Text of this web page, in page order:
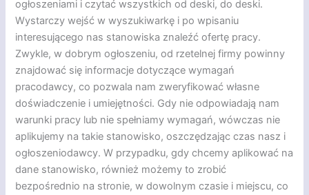
ogłoszeniami i czytać wszystkich od deski, do deski.
Wystarczy wejść w wyszukiwarkę i po wpisaniu
interesującego nas stanowiska znaleźć ofertę pracy.
Zwykle, w dobrym ogłoszeniu, od rzetelnej firmy powinny
znajdować się informacje dotyczące wymagań
pracodawcy, co pozwala nam zweryfikować własne
doświadczenie i umiejętności. Gdy nie odpowiadają nam
warunki pracy lub nie spełniamy wymagań, wówczas nie
aplikujemy na takie stanowisko, oszczędzając czas nasz i
ogłoszeniodawcy. W przypadku, gdy chcemy aplikować na
dane stanowisko, również możemy to zrobić
bezpośrednio na stronie, w dowolnym czasie i miejscu, co